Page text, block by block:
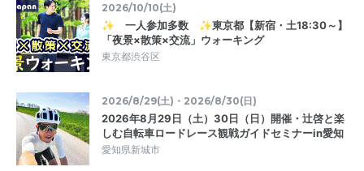
2026/10/10(土)
✨ 一人参加多数 ✨東京都【新宿・土18:30～】
「夜景×散策×交流」ウォーキング
東京都渋谷区
2026/8/29(土)・2026/8/30(日)
2026年8月29日（土）30日（日）開催・辻啓と楽
しむ自転車ロードレース観戦ガイドセミナーin愛知
愛知県新城市